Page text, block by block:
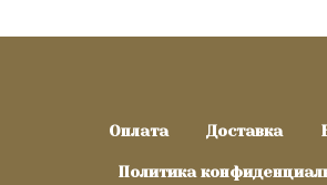
Оплата Доставка
Политика